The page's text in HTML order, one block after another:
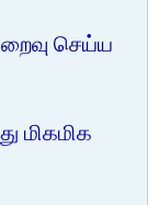
செய்ய
மிகமிக